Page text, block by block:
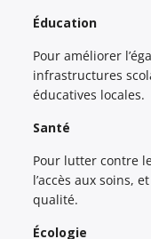
Éducation
Pour améliorer
infrastructures
éducatives locales.
Santé
Pour lutter contre
l’accès aux soins,
qualité.
Écologie